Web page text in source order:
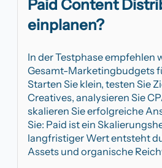
Paid Content
einplanen?
In der Testphase empfehlen
Gesamt-Marketingbudgets
Starten Sie klein, testen Sie
Creatives, analysieren Sie
skalieren Sie erfolgreiche
Sie: Paid ist ein
langfristiger Wert entsteht
Assets und organische